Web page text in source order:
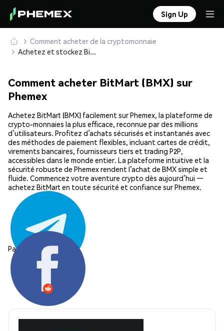
Sign Up
Comment acheter de la cryptomonnaie
Achetez et stockez BitMart (BMX) en toute sécurité
Comment acheter BitMart (BMX) sur
Phemex
Achetez BitMart (BMX) facilement sur Phemex, la plateforme de
crypto-monnaies la plus efficace, reconnue par des millions
d’utilisateurs. Profitez d’achats sécurisés et instantanés avec
des méthodes de paiement flexibles, incluant cartes de crédit,
virements bancaires, fournisseurs tiers et trading P2P,
accessibles dans le monde entier. La plateforme intuitive et la
sécurité robuste de Phemex rendent l’achat de BMX simple et
fluide. Commencez votre aventure crypto dès aujourd’hui —
achetez BitMart en toute sécurité et confiance sur Phemex.
Partager: